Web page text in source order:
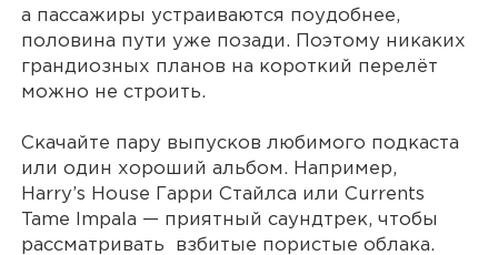
а пассажиры устраиваются поудобнее,
половина пути уже позади. Поэтому никаких
грандиозных планов на короткий перелёт
можно не строить.
Скачайте пару выпусков любимого подкаста
или один хороший альбом. Например,
Harry’s House Гарри Стайлса или Currents
Tame Impala — приятный саундтрек, чтобы
рассматривать взбитые пористые облака.